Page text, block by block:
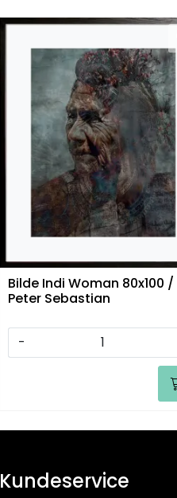
Bilde Indi Woman 80x100 /
Peter Sebastian
-
Kundeservice